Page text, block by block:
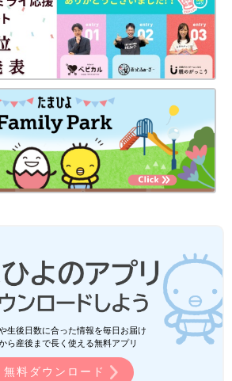
生後日数に合った情報を毎日お届け
ら産後まで長く使える無料アプリ
無料ダウンロード